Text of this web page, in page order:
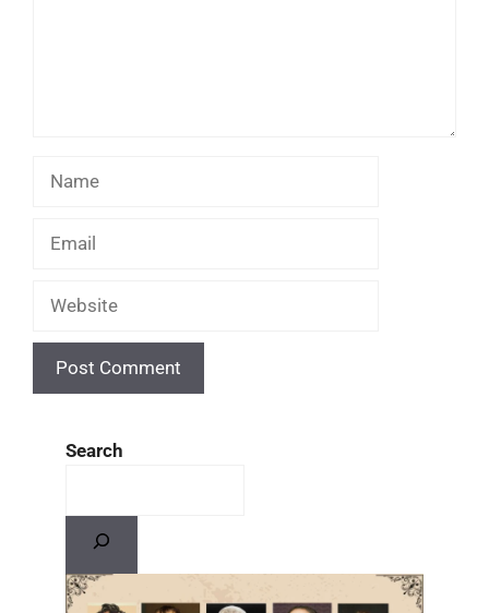
Search